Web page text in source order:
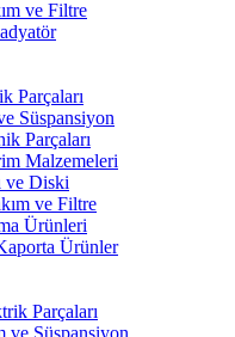
ve Filtre
Parçaları
Süspansiyon
Parçaları
Malzemeleri
ve Diski
ve Filtre
Ürünleri
Ürünler
Parçaları
ve Süspansiyon